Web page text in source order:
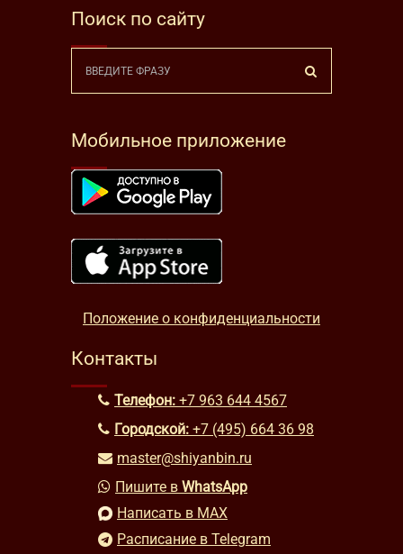
Поиск по сайту
Мобильное приложение
Положение о конфиденциальности
Контакты
Телефон: +7 963 644 4567
Городской: +7 (495) 664 36 98
master@shiyanbin.ru
Пишите в WhatsApp
Написать в MAX
Расписание в Telegram